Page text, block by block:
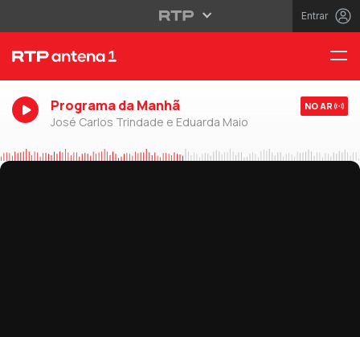
Entrar
Programa da Manhã
José Carlos Trindade e Eduarda Maio
NO AR